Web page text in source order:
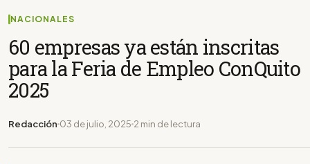
NACIONALES
60 empresas ya están inscritas
para la Feria de Empleo ConQuito
2025
Redacción 03 de julio, 2025 2 min de lectura